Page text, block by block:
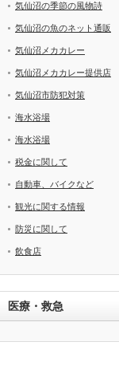
気仙沼の季節の風物詩
気仙沼の魚のネット通販
気仙沼メカカレー
気仙沼メカカレー提供店
気仙沼市防犯対策
海水浴場
海水浴場
税金に関して
自動車、バイクなど
観光に関する情報
防災に関して
飲食店
医療・救急